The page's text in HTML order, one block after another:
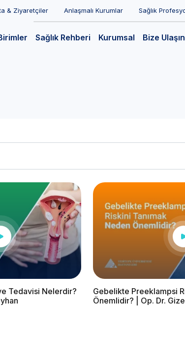
& Ziyaretçiler Anlaşmalı Kurumlar Sağlık
Sağlık Rehberi Kurumsal Bize Ulaşın
Tedavisi Nelerdir?
Gebelikte Preeklampsi
Önemlidir? | Op. Dr.